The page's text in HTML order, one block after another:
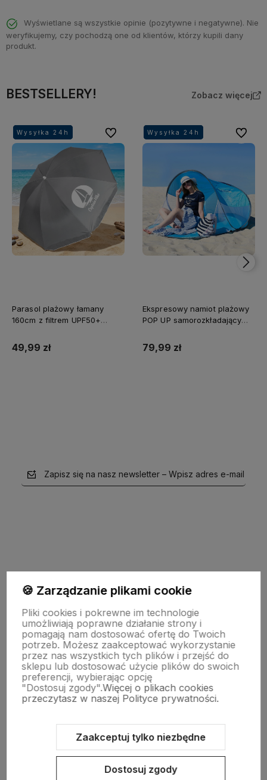
Wyświetlane są wszystkie opinie (pozytywne i negatywne). Nie
weryfikujemy, czy pochodzą one od klientów, którzy kupili dany
produkt.
BESTSELLERY! Zobacz więcej
Wysyłka 24h
Wysyłka 24h
Wysyłka 24h
Parasol plażowy łamany
160cm z filtrem UPF50+
49,99 zł
Do ulubionychWysyłka 24h
Wysyłka 24h
Wysyłka 24h
Ekspresowy namiot plażowy
POP UP samorozkładający
79,99 zł
Do
Zapisz się na nasz newsletter – Wpisz adres e-mail
Moje konto
Pomoc
KOLEKCJE
Nasze marki
🍪 Zarządzanie plikami cookie
Pliki cookies i pokrewne im technologie
umożliwiają poprawne działanie strony i
pomagają nam dostosować ofertę do Twoich
potrzeb. Możesz zaakceptować wykorzystanie
przez nas wszystkich tych plików i przejść do
sklepu lub dostosować użycie plików do swoich
preferencji, wybierając opcję
"Dostosuj zgody".Więcej o plikach cookies
przeczytasz w naszej Polityce prywatności.
Zaakceptuj tylko niezbędne
Dostosuj zgody